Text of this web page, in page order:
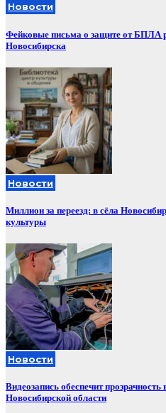
Новости
Фейковые письма о защите от БПЛА
Новосибирска
Новости
Миллион за переезд: в сёла
культуры
Новости
Видеозапись обеспечит
Новосибирской области